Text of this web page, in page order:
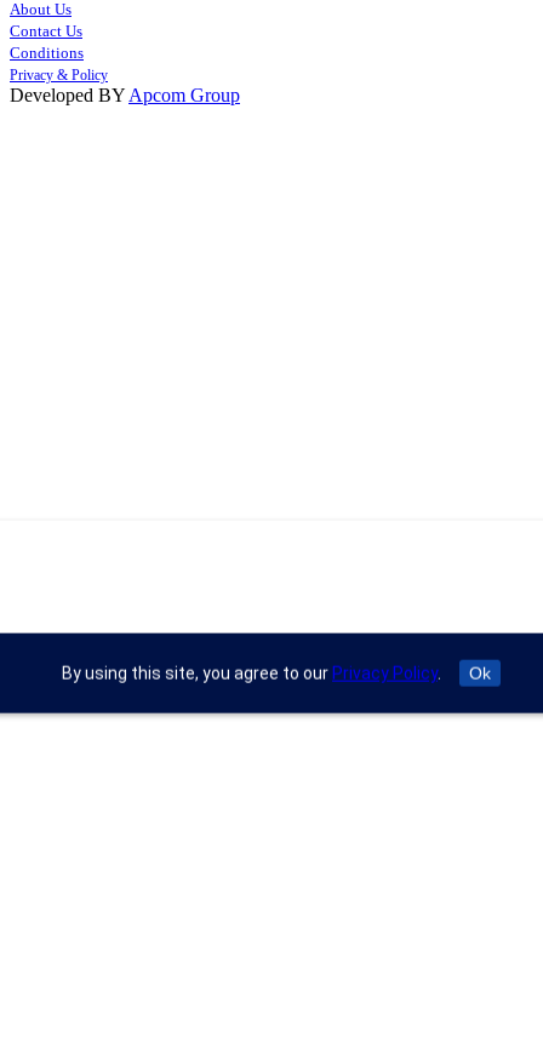
About Us
Contact Us
Conditions
Privacy & Policy
Developed BY Apcom Group
By using this site, you agree to ourPrivacy Policy. Ok